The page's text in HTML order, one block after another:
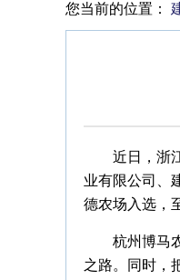
您当前的位置：
近日，浙
业有限公司、
德农场入选，
杭州博马
之路。同时，